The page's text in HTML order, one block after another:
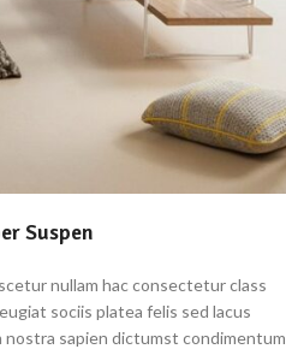
Suspen
nullam hac consectetur class
sociis platea felis sed lacus
sapien dictumst condimentum